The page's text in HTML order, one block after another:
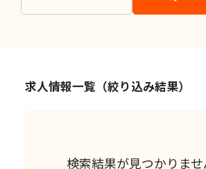
求人情報一覧（絞り込み結果）
検索結果が見つかりませ